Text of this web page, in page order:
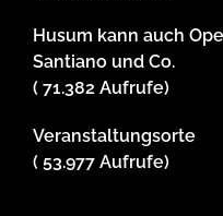
Husum kann auch
Santiano und Co.
( 71.382 Aufrufe)
Veranstaltungsorte
( 53.977 Aufrufe)